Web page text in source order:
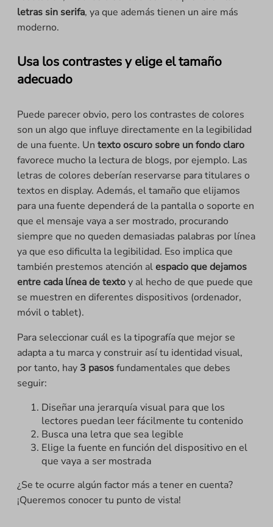
letras sin serifa, ya que además tienen un aire más
moderno.
Usa los contrastes y elige el tamaño
adecuado
Puede parecer obvio, pero los contrastes de colores
son un algo que influye directamente en la legibilidad
de una fuente. Un texto oscuro sobre un fondo claro
favorece mucho la lectura de blogs, por ejemplo. Las
letras de colores deberían reservarse para titulares o
textos en display. Además, el tamaño que elijamos
para una fuente dependerá de la pantalla o soporte en
que el mensaje vaya a ser mostrado, procurando
siempre que no queden demasiadas palabras por línea
ya que eso dificulta la legibilidad. Eso implica que
también prestemos atención alespacio que dejamos
entre cada línea de textoy al hecho de que puede que
se muestren en diferentes dispositivos (ordenador,
móvil o tablet).
Para seleccionar cuál es la tipografía que mejor se
adapta a tu marca y construir así tu identidad visual,
por tanto, hay 3 pasosfundamentales que debes
seguir:
Diseñar una jerarquía visual para que los
lectores puedan leer fácilmente tu contenido
Busca una letra que sea legible
Elige la fuente en función del dispositivo en el
que vaya a ser mostrada
¿Se te ocurre algún factor más a tener en cuenta?
¡Queremos conocer tu punto de vista!